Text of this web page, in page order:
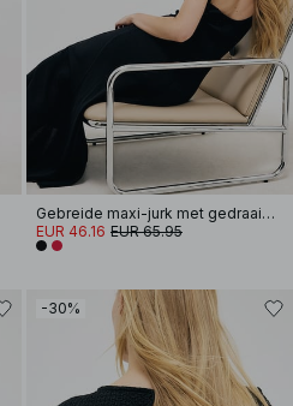
Gebreide maxi-jurk met gedraaid detail
EUR 46.16 EUR 65.95
-30%